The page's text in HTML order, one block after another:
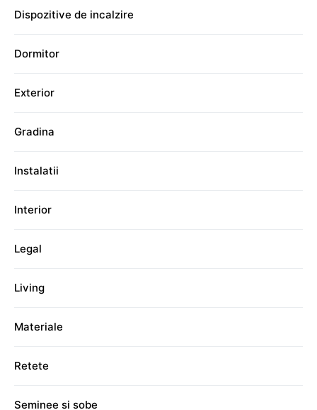
Dispozitive de incalzire
Dormitor
Exterior
Gradina
Instalatii
Interior
Legal
Living
Materiale
Retete
Seminee si sobe